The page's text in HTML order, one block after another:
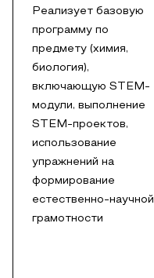
Реализует базовую
программу по
предмету (химия,
биология),
включающую STEM-
модули, выполнение
STEM-проектов,
использование
упражнений на
формирование
естественно-научной
грамотности